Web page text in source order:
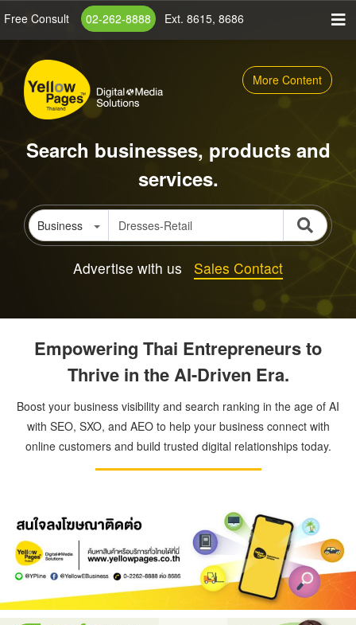
content
Free Consult 02-262-8888 Ext. 8615, 8686
More Content
Search businesses, products and
services.
Business
Advertise with us Sales Contact
Empowering Thai Entrepreneurs to
Thrive in the AI-Driven Era.
Boost your business visibility and search ranking in the age of AI
with SEO, SXO, and AEO to help your business connect with
online customers and build trusted digital relationships today.